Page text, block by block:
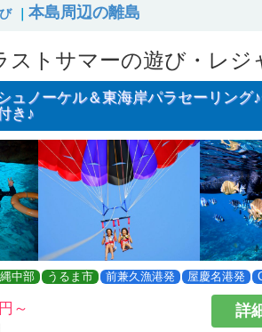
本島周辺の離島
ストサマーの遊び・レジ
ュノーケル＆東海岸パラセーリング
き♪
中部 うるま市 前兼久漁港発 屋慶名港発
円～ 詳